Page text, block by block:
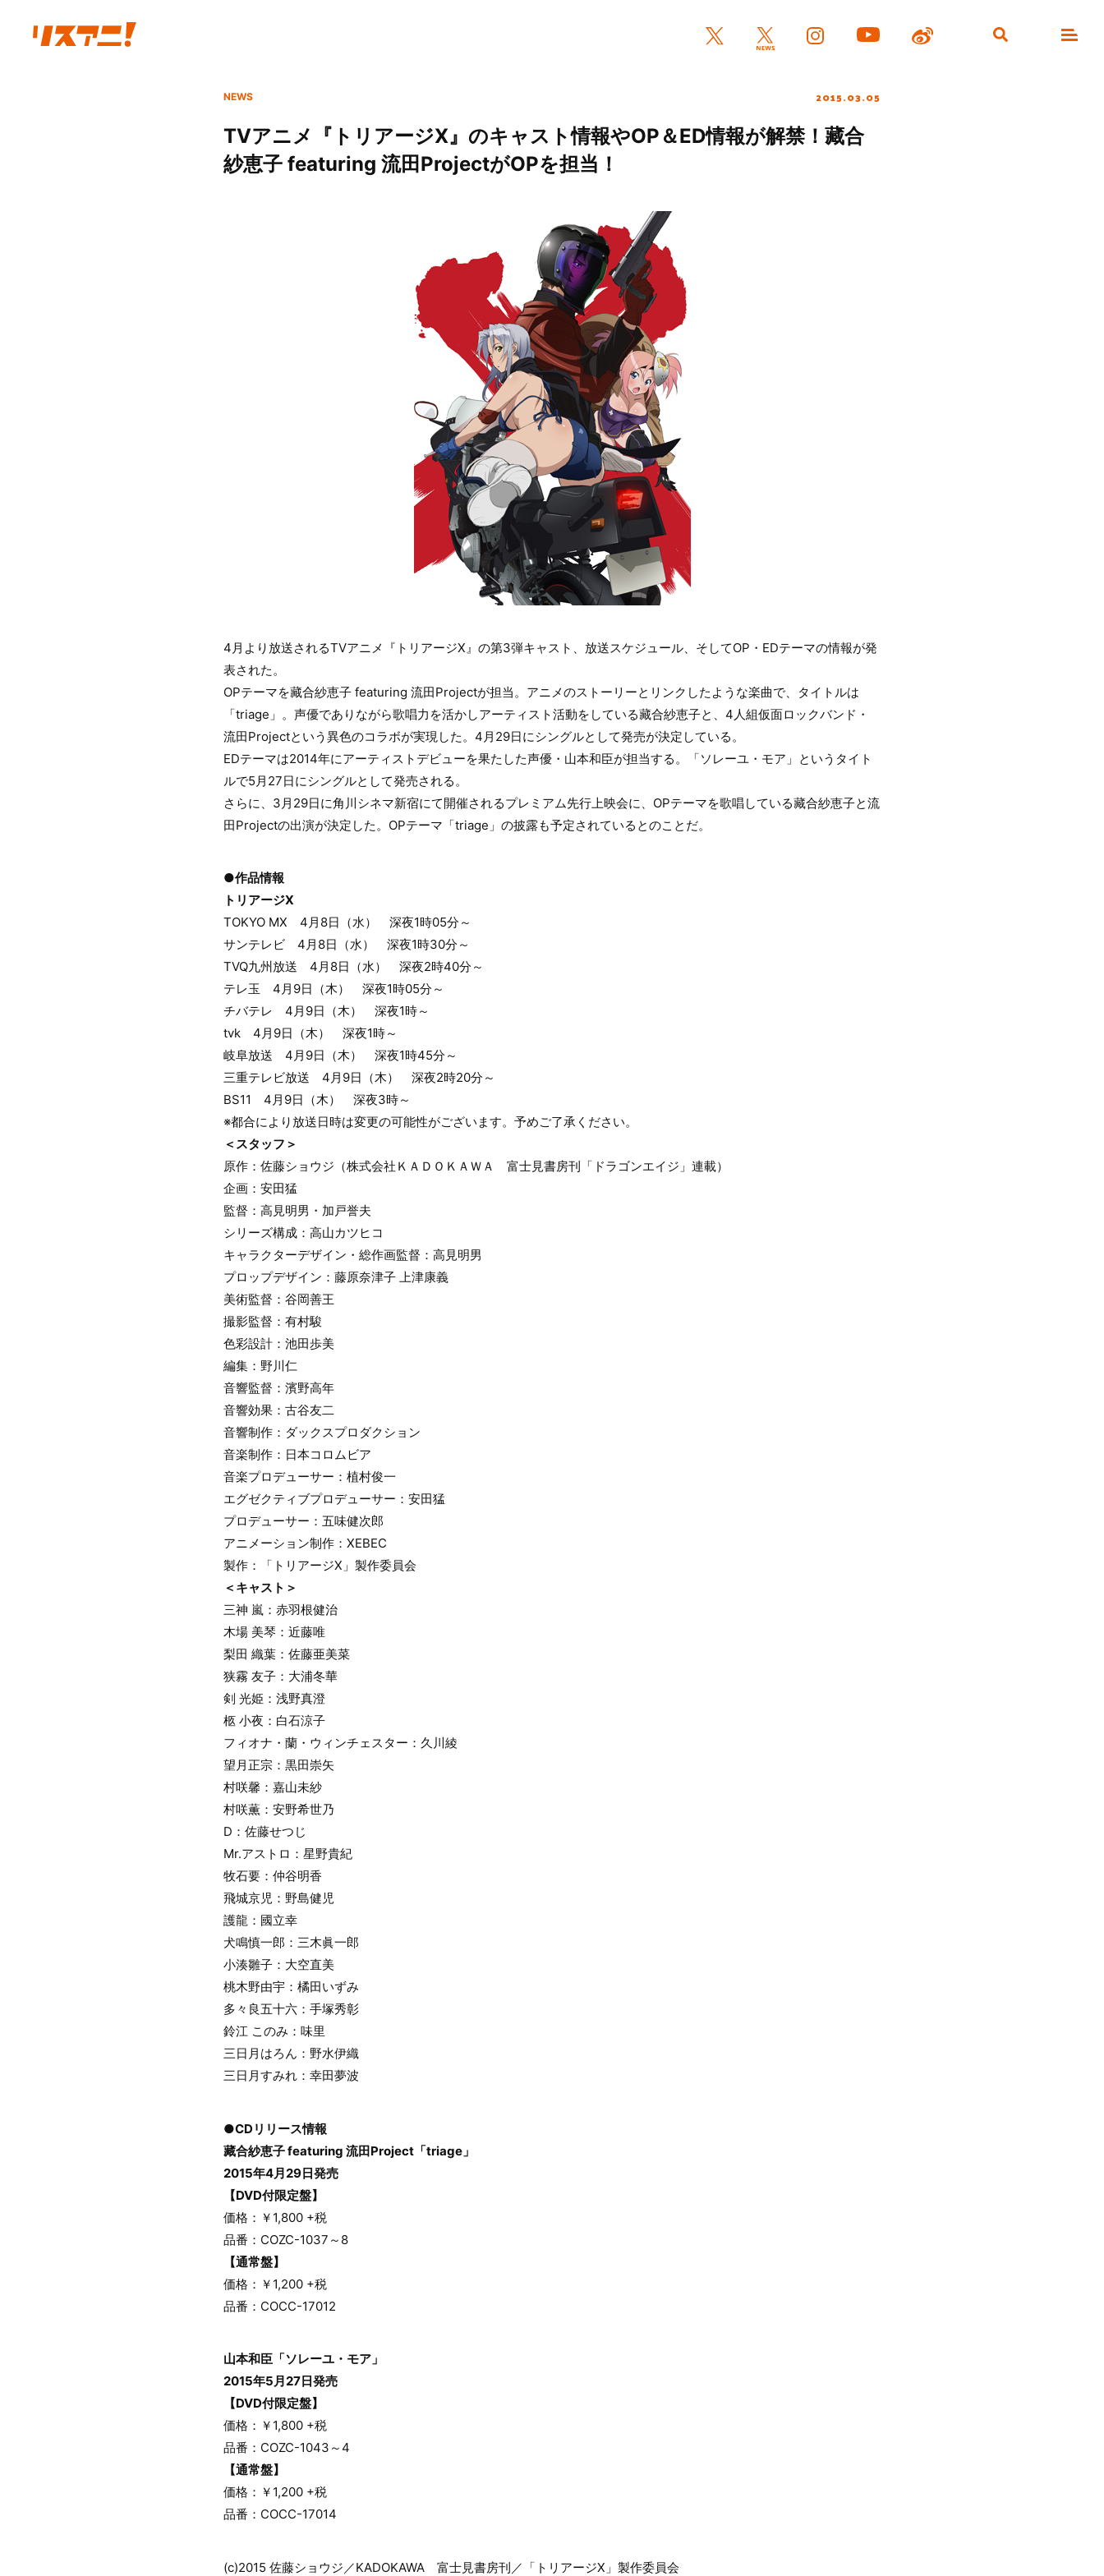
NEWS 2015.03.05
TVアニメ『トリアージX』のキャスト情報やOP＆ED情報が解禁！藏合
紗恵子 featuring 流田ProjectがOPを担当！
4月より放送されるTVアニメ『トリアージX』の第3弾キャスト、放送スケジュール、そしてOP・EDテーマの情報が発
表された。
OPテーマを藏合紗恵子 featuring 流田Projectが担当。アニメのストーリーとリンクしたような楽曲で、タイトルは
「triage」。声優でありながら歌唱力を活かしアーティスト活動をしている藏合紗恵子と、4人組仮面ロックバンド・
流田Projectという異色のコラボが実現した。4月29日にシングルとして発売が決定している。
EDテーマは2014年にアーティストデビューを果たした声優・山本和臣が担当する。「ソレーユ・モア」というタイト
ルで5月27日にシングルとして発売される。
さらに、3月29日に角川シネマ新宿にて開催されるプレミアム先行上映会に、OPテーマを歌唱している藏合紗恵子と流
田Projectの出演が決定した。OPテーマ「triage」の披露も予定されているとのことだ。
●作品情報
トリアージX
TOKYO MX 4月8日（水） 深夜1時05分～
サンテレビ 4月8日（水） 深夜1時30分～
TVQ九州放送 4月8日（水） 深夜2時40分～
テレ玉 4月9日（木） 深夜1時05分～
チバテレ 4月9日（木） 深夜1時～
tvk 4月9日（木） 深夜1時～
岐阜放送 4月9日（木） 深夜1時45分～
三重テレビ放送 4月9日（木） 深夜2時20分～
BS11 4月9日（木） 深夜3時～
※都合により放送日時は変更の可能性がございます。予めご了承ください。
＜スタッフ＞
原作：佐藤ショウジ（株式会社ＫＡＤＯＫＡＷＡ 富士見書房刊「ドラゴンエイジ」連載）
企画：安田猛
監督：高見明男・加戸誉夫
シリーズ構成：高山カツヒコ
キャラクターデザイン・総作画監督：高見明男
プロップデザイン：藤原奈津子 上津康義
美術監督：谷岡善王
撮影監督：有村駿
色彩設計：池田歩美
編集：野川仁
音響監督：濱野高年
音響効果：古谷友二
音響制作：ダックスプロダクション
音楽制作：日本コロムビア
音楽プロデューサー：植村俊一
エグゼクティブプロデューサー：安田猛
プロデューサー：五味健次郎
アニメーション制作：XEBEC
製作：「トリアージX」製作委員会
＜キャスト＞
三神 嵐：赤羽根健治
木場 美琴：近藤唯
梨田 織葉：佐藤亜美菜
狭霧 友子：大浦冬華
剣 光姫：浅野真澄
柩 小夜：白石涼子
フィオナ・蘭・ウィンチェスター：久川綾
望月正宗：黒田崇矢
村咲馨：嘉山未紗
村咲薫：安野希世乃
D：佐藤せつじ
Mr.アストロ：星野貴紀
牧石要：仲谷明香
飛城京児：野島健児
護龍：國立幸
犬鳴慎一郎：三木眞一郎
小湊雛子：大空直美
桃木野由宇：橘田いずみ
多々良五十六：手塚秀彰
鈴江 このみ：味里
三日月はろん：野水伊織
三日月すみれ：幸田夢波
●CDリリース情報
藏合紗恵子 featuring 流田Project「triage」
2015年4月29日発売
【DVD付限定盤】
価格：￥1,800 +税
品番：COZC-1037～8
【通常盤】
価格：￥1,200 +税
品番：COCC-17012
山本和臣「ソレーユ・モア」
2015年5月27日発売
【DVD付限定盤】
価格：￥1,800 +税
品番：COZC-1043～4
【通常盤】
価格：￥1,200 +税
品番：COCC-17014
(c)2015 佐藤ショウジ／KADOKAWA 富士見書房刊／「トリアージX」製作委員会